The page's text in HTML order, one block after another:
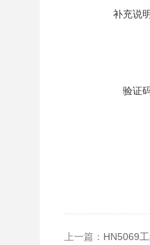
补充说
验证
上一篇： HN5069